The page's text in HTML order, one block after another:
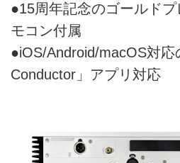
●15周年記念のゴールドプ
モコン付属
●iOS/Android/macOS対応
Conductor」アプリ対応